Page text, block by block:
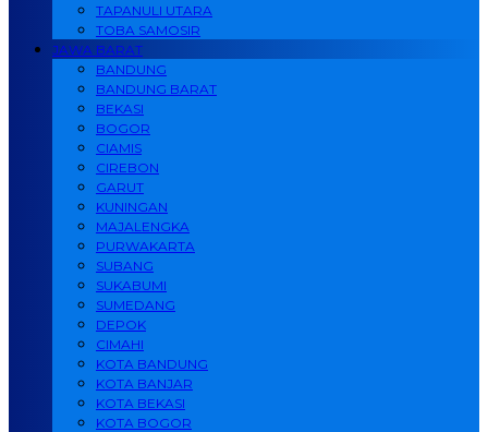
TAPANULI UTARA
TOBA SAMOSIR
JAWA BARAT
BANDUNG
BANDUNG BARAT
BEKASI
BOGOR
CIAMIS
CIREBON
GARUT
KUNINGAN
MAJALENGKA
PURWAKARTA
SUBANG
SUKABUMI
SUMEDANG
DEPOK
CIMAHI
KOTA BANDUNG
KOTA BANJAR
KOTA BEKASI
KOTA BOGOR